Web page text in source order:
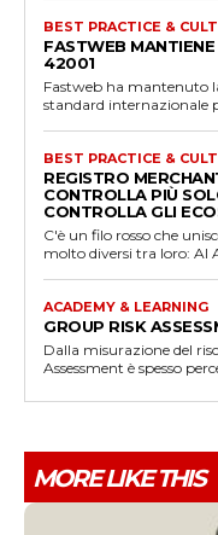
BEST PRACTICE &
FASTWEB
42001
Fastweb ha mantenuto
standard internazionale
BEST PRACTICE &
REGISTRO
CONTROLLA PIÙ
CONTROLLA GLI
C'è un filo rosso che
molto diversi tra loro: AI
ACADEMY & LEARNING
GROUP RISK
Dalla misurazione del
Assessment è spesso
MORE LIKE THIS